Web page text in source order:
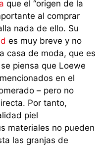
que el “origen de la
al comprar
nada de ello. Su
es muy breve y no
casa de moda, que es
piensa que Loewe
en el
– pero no
Por tanto,
piel
materiales no pueden
las granjas de